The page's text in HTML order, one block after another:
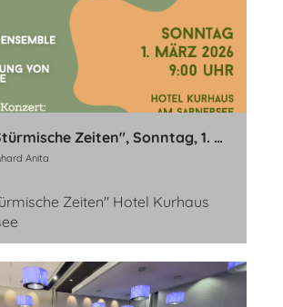
Matinée "Stürmische Zeiten", Sonntag, 1. März 2026
Anita
Zeiten" Hotel Kurhaus